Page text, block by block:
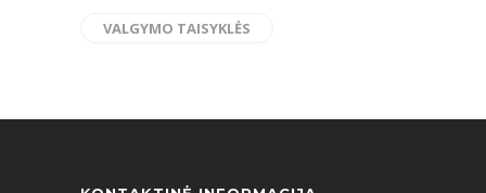
VALGYMO TAISYKLĖS